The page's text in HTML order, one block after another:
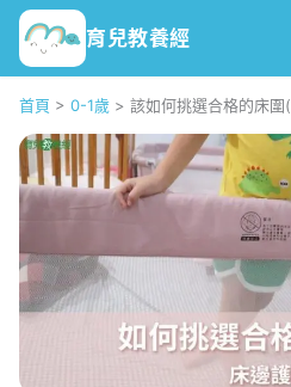
育兒教養經
首頁 > 0-1歲 > 該如何挑選合格的床圍